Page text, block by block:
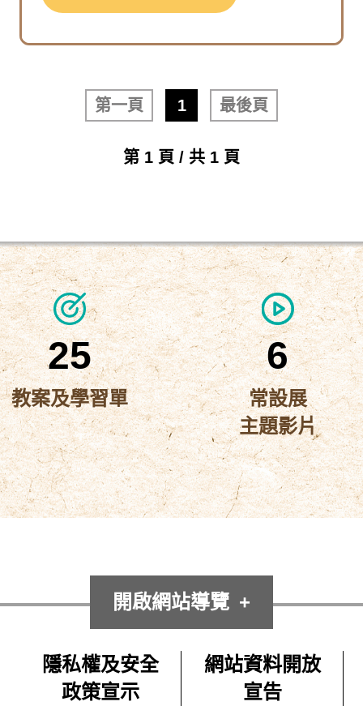
第一頁 1 最後頁
第 1 頁 / 共 1 頁
25
教案及學習單
6
常設展
主題影片
開啟網站導覽
隱私權及安全
政策宣示
網站資料開放
宣告